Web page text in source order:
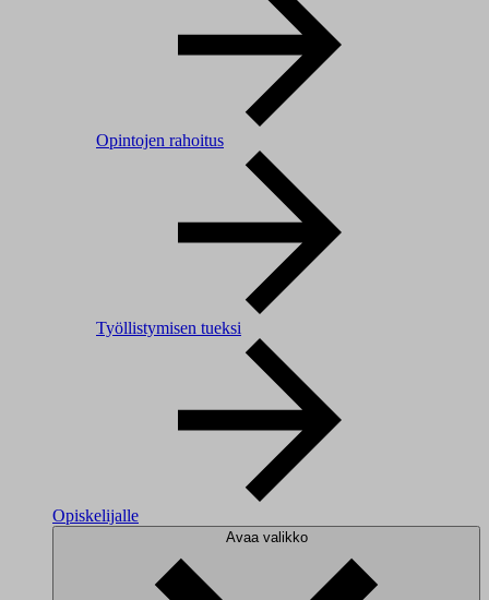
Opintojen rahoitus
Työllistymisen tueksi
Opiskelijalle
Avaa valikko